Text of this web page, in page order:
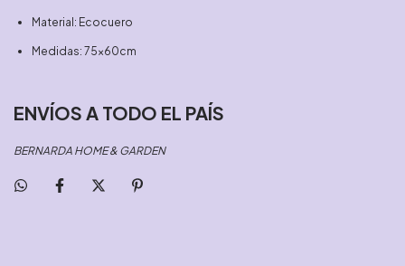
Material: Ecocuero
Medidas: 75x60cm
ENVÍOS A TODO EL PAÍS
BERNARDA HOME & GARDEN